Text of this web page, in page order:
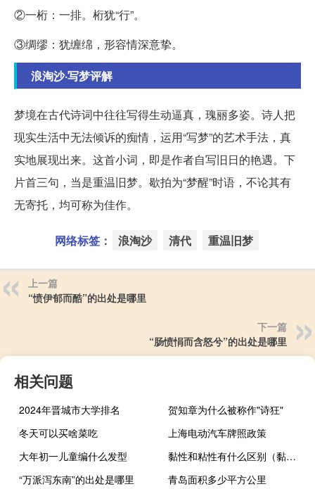
②一桁：一排。桁犹“行”。
③绸缪：犹缠绵，形容情深意挚。
浪淘沙·写梦评解
梦境在古代诗词中往往写得生动逼真，瑰丽多姿。诗人把
现实生活中无法倾诉的痴情，运用“写梦”的艺术手法，真
实地展现出来。这首小词，即是作者自写旧日的艳遇。下
片首三句，当是重温旧梦。歇拍为“梦醒”时语，不论其有
无寄托，均可称为佳作。
网络标签： 浪淘沙 清代 重温旧梦
上一篇
“愤伊郁而酷”的出处是哪里
下一篇
“肠愤悁而含怒兮”的出处是哪里
相关问题
2024年晋城市大学排名
贺知章为什么被称作"诗狂"
冬天可以买啥菜吃
上海电动汽车牌照政策
大年初一儿童编什么发型
黏性和粘性有什么区别（黏性和粘性的区别）
“万派泻东南”的出处是哪里
青岛面积多少平方公里